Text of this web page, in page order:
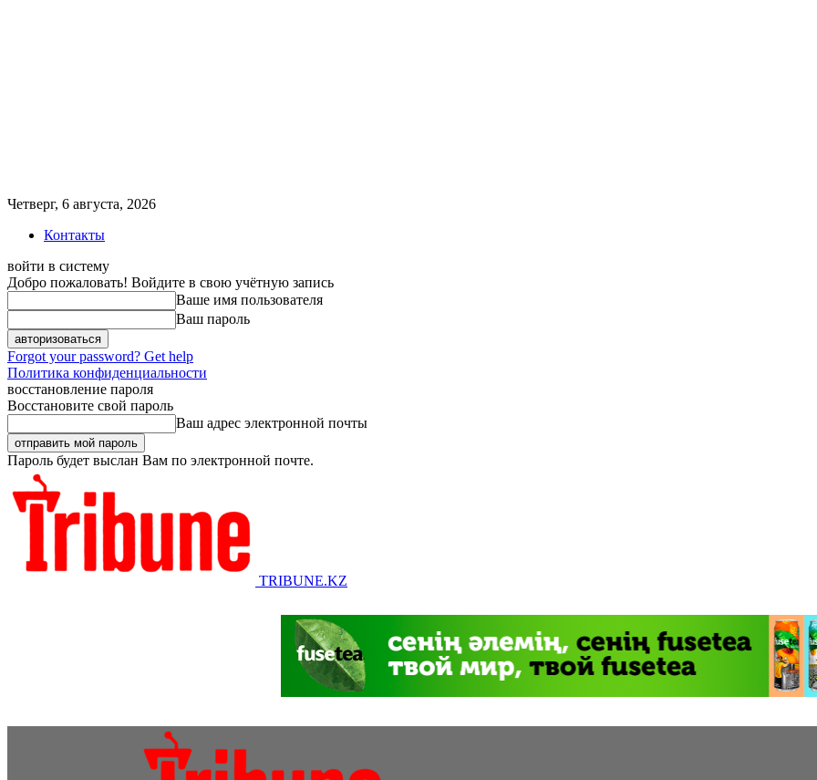
Четверг, 6 августа, 2026
Контакты
войти в систему
Добро пожаловать! Войдите в свою учётную запись
Ваше имя пользователя
Ваш пароль
Forgot your password? Get help
Политика конфиденциальности
восстановление пароля
Восстановите свой пароль
Ваш адрес электронной почты
Пароль будет выслан Вам по электронной почте.
TRIBUNE.KZ